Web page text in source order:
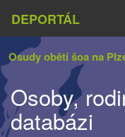
DEPORTÁL
Osudy obětí šoa na
Osoby,
databázi